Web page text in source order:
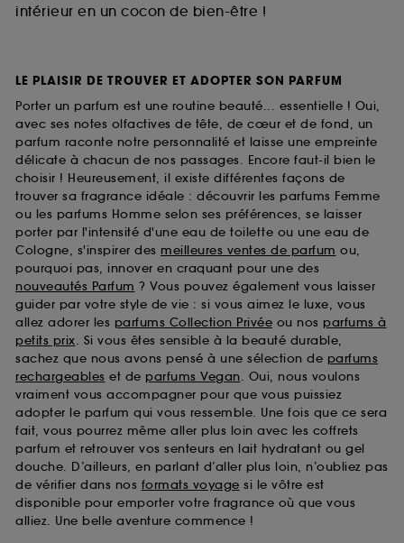
intérieur en un cocon de bien-être !
LE PLAISIR DE TROUVER ET ADOPTER SON PARFUM
Porter un parfum est une routine beauté... essentielle ! Oui,
avec ses notes olfactives de tête, de cœur et de fond, un
parfum raconte notre personnalité et laisse une empreinte
délicate à chacun de nos passages. Encore faut-il bien le
choisir ! Heureusement, il existe différentes façons de
trouver sa fragrance idéale : découvrir les parfums Femme
ou les parfums Homme selon ses préférences, se laisser
porter par l'intensité d'une eau de toilette ou une eau de
Cologne, s'inspirer des meilleures ventes de parfum ou,
pourquoi pas, innover en craquant pour une des
nouveautés Parfum ? Vous pouvez également vous laisser
guider par votre style de vie : si vous aimez le luxe, vous
allez adorer les parfums Collection Privée ou nos parfums à
petits prix. Si vous êtes sensible à la beauté durable,
sachez que nous avons pensé à une sélection de parfums
rechargeables et de parfums Vegan. Oui, nous voulons
vraiment vous accompagner pour que vous puissiez
adopter le parfum qui vous ressemble. Une fois que ce sera
fait, vous pourrez même aller plus loin avec les coffrets
parfum et retrouver vos senteurs en lait hydratant ou gel
douche. D’ailleurs, en parlant d’aller plus loin, n’oubliez pas
de vérifier dans nos formats voyage si le vôtre est
disponible pour emporter votre fragrance où que vous
alliez. Une belle aventure commence !